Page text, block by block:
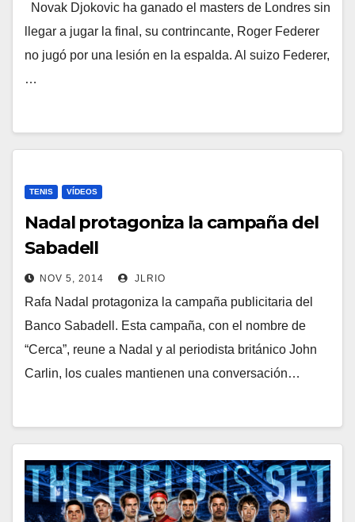
Novak Djokovic ha ganado el masters de Londres sin
llegar a jugar la final, su contrincante, Roger Federer
no jugó por una lesión en la espalda. Al suizo Federer,
…
TENIS VÍDEOS
Nadal protagoniza la campaña del
Sabadell
NOV 5, 2014 JLRIO
Rafa Nadal protagoniza la campaña publicitaria del
Banco Sabadell. Esta campaña, con el nombre de
“Cerca”, reune a Nadal y al periodista británico John
Carlin, los cuales mantienen una conversación…